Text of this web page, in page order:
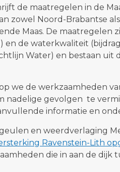
de maatregelen in de
zowel Noord-Brabantse
Maas. De maatregelen
en de waterkwaliteit
Water) en bestaan uit
we de werkzaamheden
nadelige gevolgen te
informatie en
en weerdverlaging
Ravenstein-Lith
die in aan de dijk